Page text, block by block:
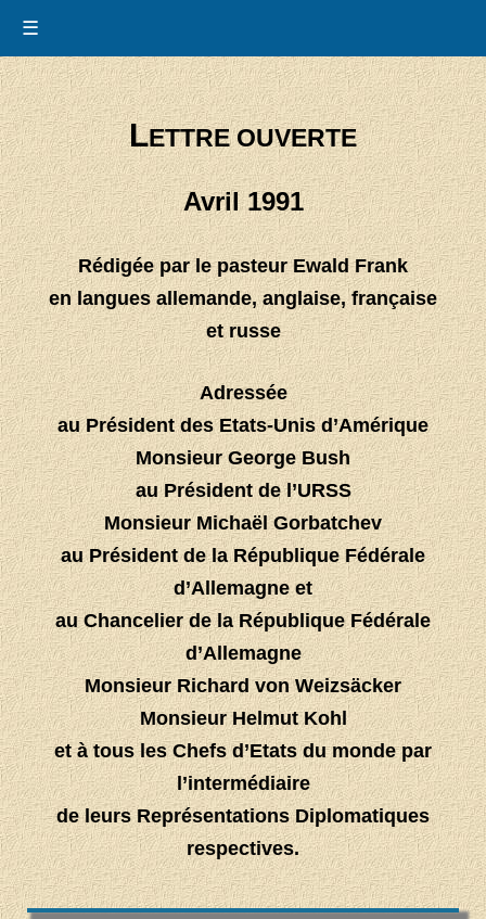
☰
LETTRE OUVERTE
Avril 1991
Rédigée par le pasteur Ewald Frank
en langues allemande, anglaise, française
et russe
Adressée
au Président des Etats-Unis d’Amérique
Monsieur George Bush
au Président de l’URSS
Monsieur Michaël Gorbatchev
au Président de la République Fédérale
d’Allemagne et
au Chancelier de la République Fédérale
d’Allemagne
Monsieur Richard von Weizsäcker
Monsieur Helmut Kohl
et à tous les Chefs d’Etats du monde par
l’intermédiaire
de leurs Représentations Diplomatiques
respectives.